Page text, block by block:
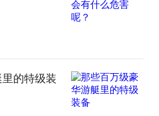
的特级装